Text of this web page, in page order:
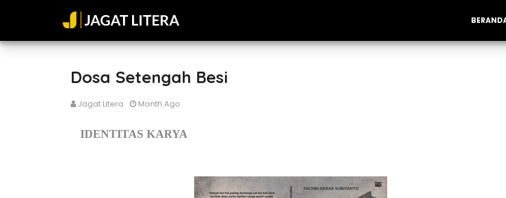
Dosa Setengah Besi
Jagat Litera Month Ago
IDENTITAS KARYA